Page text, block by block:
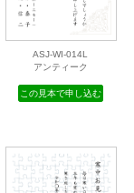
ASJ-WI-014L
アンティーク